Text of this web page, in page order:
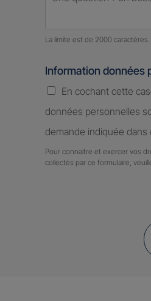
Nombre de
La limite est de 2000
Information données
En cochant cette
données personnelles
demande indiquée dans
Pour connaitre et exercer vos
collectés par ce formulaire,